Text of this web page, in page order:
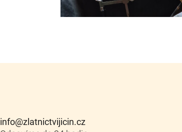
info@zlatnictvijicin.cz